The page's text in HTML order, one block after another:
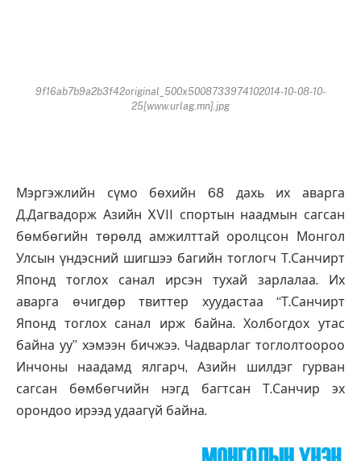
9f16ab7b9a2b3f42original_500x5008733974102014-10-08-10-
25[www.urlag.mn].jpg
Мэргэжлийн сүмо бөхийн 68 дахь их аварга
Д.Дагвадорж Азийн XVII спортын наадмын сагсан
бөмбөгийн төрөлд амжилттай оролцсон Монгол
Улсын үндэсний шигшээ багийн тоглогч Т.Санчирт
Японд тоглох санал ирсэн тухай зарлалаа. Их
аварга өчигдөр твиттер хуудастаа “Т.Санчирт
Японд тоглох санал ирж байна. Холбогдох утас
байна уу” хэмээн бичжээ. Чадварлаг тоглолтоороо
Инчоны наадамд ялгарч, Азийн шилдэг гурван
сагсан бөмбөгчийн нэгд багтсан Т.Санчир эх
орондоо ирээд удаагүй байна.